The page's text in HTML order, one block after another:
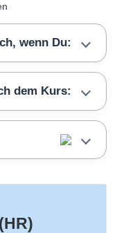
wenn Du:
dem Kurs: